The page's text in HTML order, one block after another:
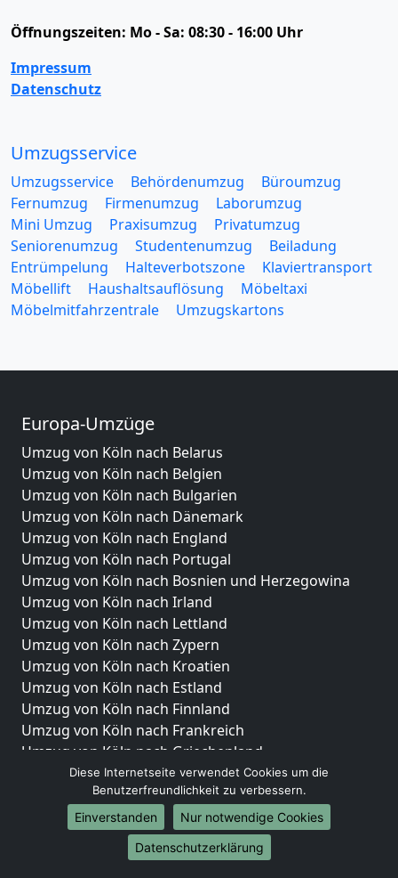
Öffnungszeiten: Mo - Sa: 08:30 - 16:00 Uhr
Impressum
Datenschutz
Umzugsservice
Umzugsservice Behördenumzug
Büroumzug
Fernumzug
Firmenumzug
Laborumzug
Mini Umzug
Praxisumzug
Privatumzug
Seniorenumzug
Studentenumzug
Beiladung
Entrümpelung
Halteverbotszone
Klaviertransport
Möbellift
Haushaltsauflösung
Möbeltaxi
Möbelmitfahrzentrale
Umzugskartons
Europa-Umzüge
Umzug von Köln nach Belarus
Umzug von Köln nach Belgien
Umzug von Köln nach Bulgarien
Umzug von Köln nach Dänemark
Umzug von Köln nach England
Umzug von Köln nach Portugal
Umzug von Köln nach Bosnien und Herzegowina
Umzug von Köln nach Irland
Umzug von Köln nach Lettland
Umzug von Köln nach Zypern
Umzug von Köln nach Kroatien
Umzug von Köln nach Estland
Umzug von Köln nach Finnland
Umzug von Köln nach Frankreich
Umzug von Köln nach Griechenland
Umzug von Köln nach Italien
Umzug von Köln nach Liechtenstein
Umzug von Köln nach Luxemburg
Umzug von Köln nach Niederlande
Umzug von Köln nach Norwegen
Diese Internetseite verwendet Cookies um die
Benutzerfreundlichkeit zu verbessern.
Einverstanden
Nur notwendige Cookies
Datenschutzerklärung